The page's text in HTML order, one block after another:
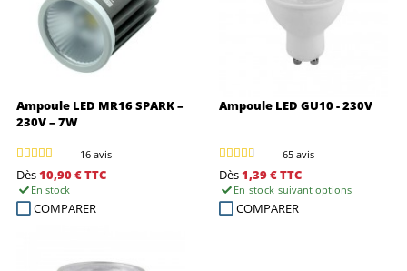
Ampoule LED MR16 SPARK –
230V – 7W
16 avis
Dès10,90 €TTC
En stock
COMPARER
Ampoule LED GU10 - 230V
65 avis
Dès1,39 €TTC
En stock suivant options
COMPARER